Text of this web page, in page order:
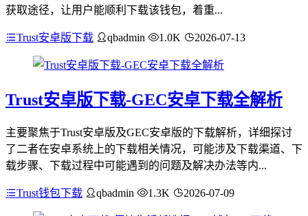
获取途径，让用户能顺利下载该钱包，着重...
Trust安卓版下载 qbadmin 1.0K 2026-07-13
Trust安卓版下载-GEC安卓下载全解析
主要聚焦于Trust安卓版及GEC安卓版的下载解析，详细探讨
了二者在安卓系统上的下载相关情况，可能涉及下载渠道、下
载步骤、下载过程中可能遇到的问题及解决办法等内...
Trust钱包下载 qbadmin 1.3K 2026-07-09